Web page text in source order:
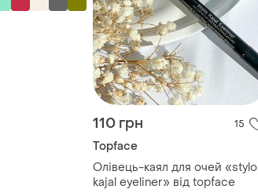
110 грн 15
Topface
Олівець-каял для очей «stylo
kajal eyeliner» від topface